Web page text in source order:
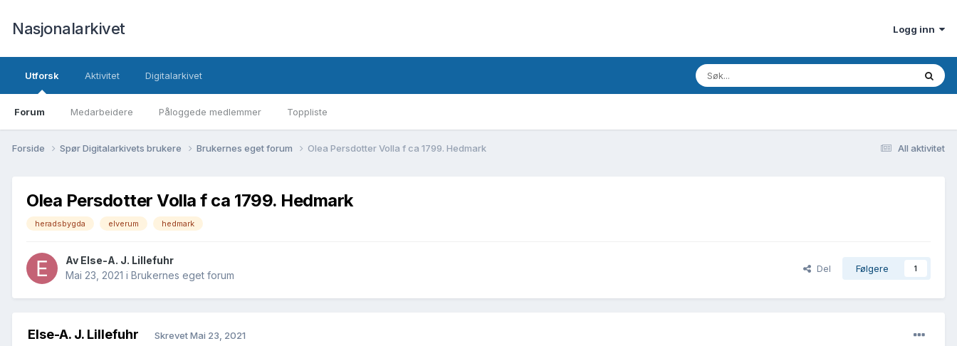
Nasjonalarkivet Logg inn
Utforsk
Forum Medarbeidere Påloggede medlemmer Toppliste
Aktivitet Digitalarkivet
All aktivitet
Forside Spør Digitalarkivets brukere Brukernes eget forum Olea Persdotter Volla f ca 1799. Hedmark
Olea Persdotter Volla f ca 1799. Hedmark
heradsbygda elverum hedmark
Av Else-A. J. Lillefuhr
Mai 23, 2021 i Brukernes eget forum
Del Følgere 1
Else-A. J. Lillefuhr SkrevetMai 23, 2021